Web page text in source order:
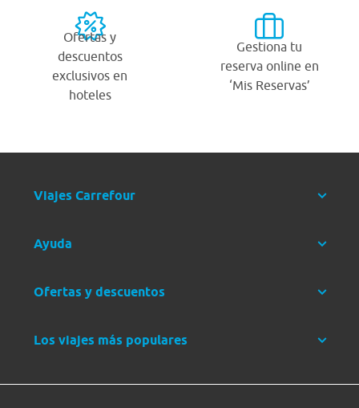
Ofertas y
descuentos
exclusivos en
hoteles
Gestiona tu
reserva online en
‘Mis Reservas’
Viajes Carrefour
Ayuda
Ofertas y descuentos
Los viajes más populares